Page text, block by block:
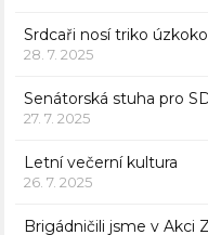
Srdcaři nosí triko
28. 7. 2025
Senátorská stuha pro
27. 7. 2025
Letní večerní kultura
26. 7. 2025
Brigádničili jsme v Akci